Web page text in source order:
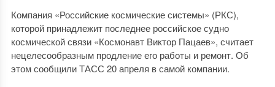
Компания «Российские космические системы» (РКС),
которой принадлежит последнее российское судно
космической связи «Космонавт Виктор Пацаев», считает
нецелесообразным продление его работы и ремонт. Об
этом сообщили ТАСС 20 апреля в самой компании.